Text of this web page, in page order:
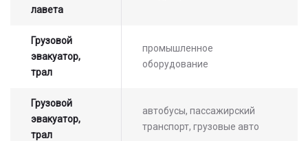
лавета
Грузовой
эвакуатор,
трал
промышленное
оборудование
Грузовой
эвакуатор,
трал
автобусы, пассажирский
транспорт, грузовые авто